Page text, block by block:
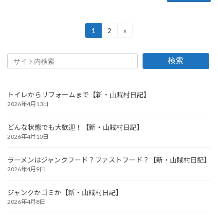
の
ー
送
固
定
ジ
1
固
ジ
2 »
検索
トイレからリフォームまで【新・山賊村日記】
2026年4月13日
どんな状態でも大歓迎！【新・山賊村日記】
2026年4月10日
ラーメンはジャンクフード？ファストフード？【新・山賊村日記】
2026年4月9日
ジャンクかゴミか【新・山賊村日記】
2026年4月8日